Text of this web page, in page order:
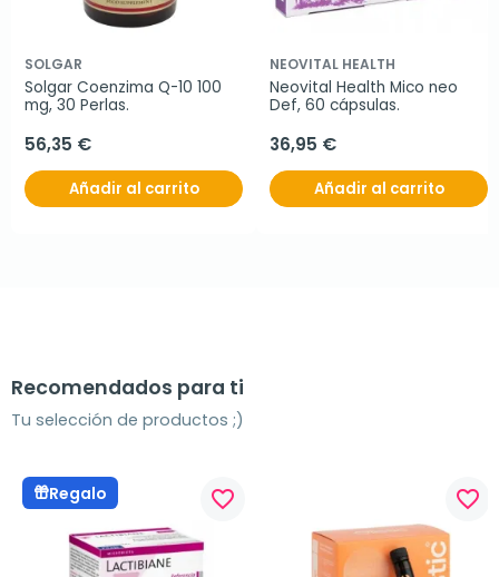
SOLGAR
Solgar Coenzima Q-10 100
mg, 30 Perlas.
56,35 €
Añadir al carrito
NEOVITAL HEALTH
Neovital Health Mico neo
Def, 60 cápsulas.
36,95 €
Añadir al carrito
Recomendados para ti
Tu selección de productos ;)
Regalo favorite_border favorite_border